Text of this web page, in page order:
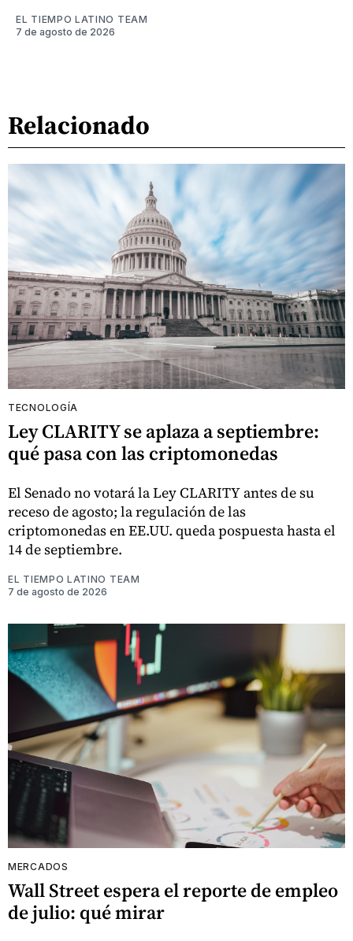
EL TIEMPO LATINO TEAM
7 de agosto de 2026
Relacionado
TECNOLOGÍA
Ley CLARITY se aplaza a septiembre:
qué pasa con las criptomonedas
El Senado no votará la Ley CLARITY antes de su
receso de agosto; la regulación de las
criptomonedas en EE.UU. queda pospuesta hasta el
14 de septiembre.
EL TIEMPO LATINO TEAM
7 de agosto de 2026
MERCADOS
Wall Street espera el reporte de empleo
de julio: qué mirar